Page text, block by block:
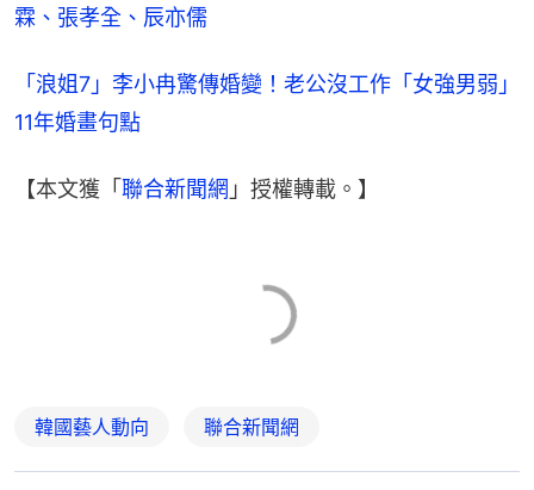
霖、張孝全、辰亦儒
「浪姐7」李小冉驚傳婚變！老公沒工作「女強男弱」
11年婚畫句點
【本文獲「 聯合新聞網 」授權轉載。】
韓國藝人動向 聯合新聞網